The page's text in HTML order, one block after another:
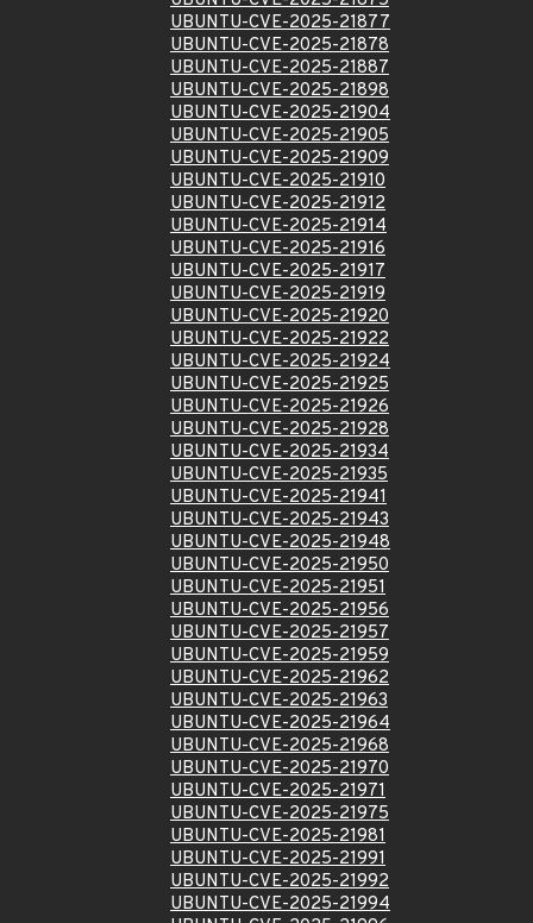
UBUNTU-CVE-2025-21877
UBUNTU-CVE-2025-21878
UBUNTU-CVE-2025-21887
UBUNTU-CVE-2025-21898
UBUNTU-CVE-2025-21904
UBUNTU-CVE-2025-21905
UBUNTU-CVE-2025-21909
UBUNTU-CVE-2025-21910
UBUNTU-CVE-2025-21912
UBUNTU-CVE-2025-21914
UBUNTU-CVE-2025-21916
UBUNTU-CVE-2025-21917
UBUNTU-CVE-2025-21919
UBUNTU-CVE-2025-21920
UBUNTU-CVE-2025-21922
UBUNTU-CVE-2025-21924
UBUNTU-CVE-2025-21925
UBUNTU-CVE-2025-21926
UBUNTU-CVE-2025-21928
UBUNTU-CVE-2025-21934
UBUNTU-CVE-2025-21935
UBUNTU-CVE-2025-21941
UBUNTU-CVE-2025-21943
UBUNTU-CVE-2025-21948
UBUNTU-CVE-2025-21950
UBUNTU-CVE-2025-21951
UBUNTU-CVE-2025-21956
UBUNTU-CVE-2025-21957
UBUNTU-CVE-2025-21959
UBUNTU-CVE-2025-21962
UBUNTU-CVE-2025-21963
UBUNTU-CVE-2025-21964
UBUNTU-CVE-2025-21968
UBUNTU-CVE-2025-21970
UBUNTU-CVE-2025-21971
UBUNTU-CVE-2025-21975
UBUNTU-CVE-2025-21981
UBUNTU-CVE-2025-21991
UBUNTU-CVE-2025-21992
UBUNTU-CVE-2025-21994